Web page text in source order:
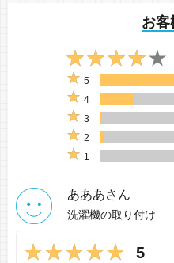
お客
5
4
3
2
1
あああさん
洗濯機の取り付け
5